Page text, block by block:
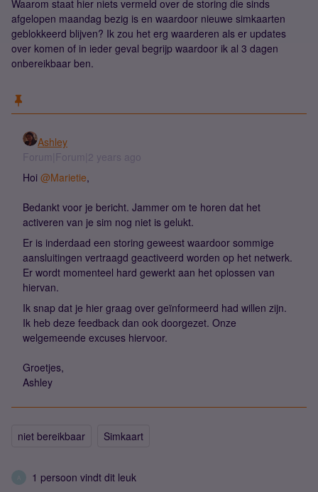
Waarom staat hier niets vermeld over de storing die sinds
afgelopen maandag bezig is en waardoor nieuwe simkaarten
geblokkeerd blijven? Ik zou het erg waarderen als er updates
over komen of in ieder geval begrijp waardoor ik al 3 dagen
onbereikbaar ben.
Ashley
Forum|Forum|2 years ago
Hoi @Marietie,
Bedankt voor je bericht. Jammer om te horen dat het
activeren van je sim nog niet is gelukt.
Er is inderdaad een storing geweest waardoor sommige
aansluitingen vertraagd geactiveerd worden op het netwerk.
Er wordt momenteel hard gewerkt aan het oplossen van
hiervan.
Ik snap dat je hier graag over geïnformeerd had willen zijn.
Ik heb deze feedback dan ook doorgezet. Onze
welgemeende excuses hiervoor.
Groetjes,
Ashley
niet bereikbaar Simkaart
A 1 persoon vindt dit leuk